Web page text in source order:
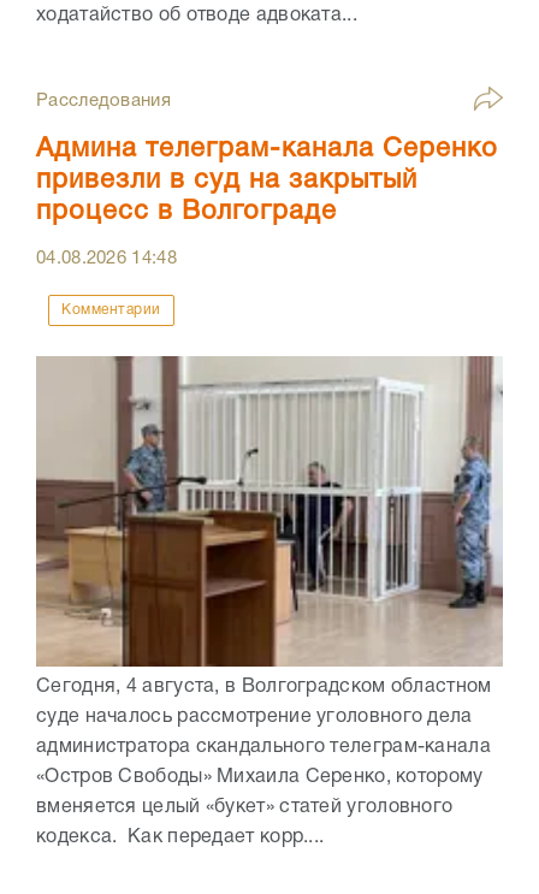
ходатайство об отводе адвоката...
Расследования
Админа телеграм-канала Серенко
привезли в суд на закрытый
процесс в Волгограде
04.08.2026 14:48
Комментарии
Сегодня, 4 августа, в Волгоградском областном
суде началось рассмотрение уголовного дела
администратора скандального телеграм-канала
«Остров Свободы» Михаила Серенко, которому
вменяется целый «букет» статей уголовного
кодекса. Как передает корр....